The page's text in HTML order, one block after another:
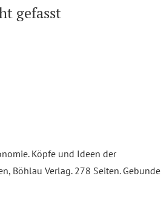
gefasst
Köpfe und Ideen der
Böhlau Verlag. 278 Seiten.